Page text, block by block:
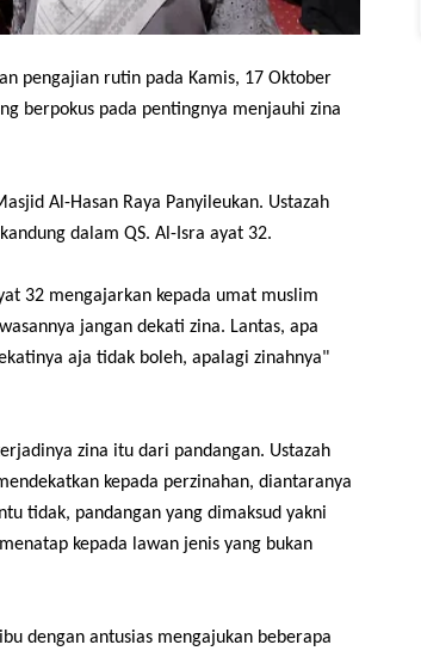
pengajian rutin pada Kamis, 17 Oktober
berpokus pada pentingnya menjauhi zina
Al-Hasan Raya Panyileukan. Ustazah
dalam QS. Al-Isra ayat 32.
32 mengajarkan kepada umat muslim
jangan dekati zina. Lantas, apa
aja tidak boleh, apalagi zinahnya"
zina itu dari pandangan. Ustazah
kepada perzinahan, diantaranya
tidak, pandangan yang dimaksud yakni
kepada lawan jenis yang bukan
dengan antusias mengajukan beberapa